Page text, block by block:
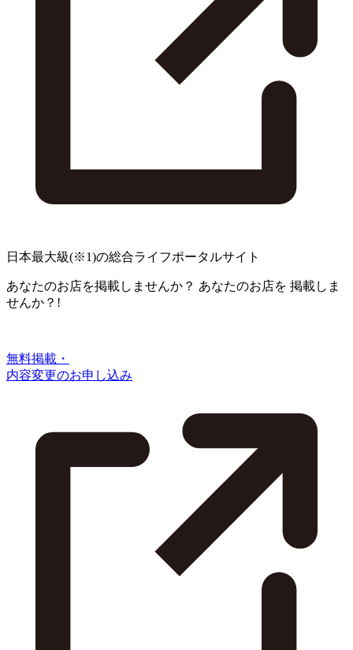
日本最大級(※1)の総合ライフポータルサイト
あなたのお店を掲載しませんか？ あなたのお店を 掲載しま
せんか？!
無料掲載・
内容変更のお申し込み